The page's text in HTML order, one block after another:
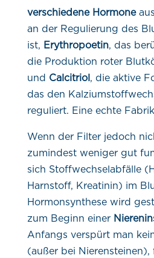
verschiedene Hormone
an der Regulierung des
ist, Erythropoetin, das
die Produktion roter
und Calcitriol , die aktive
das den
reguliert. Eine echte
Wenn der Filter jedoch
zumindest weniger gut
sich Stoffwechselabfälle
Harnstoff, Kreatinin) im
Hormonsynthese wird
zum Beginn einer
Anfangs verspürt man
(außer bei